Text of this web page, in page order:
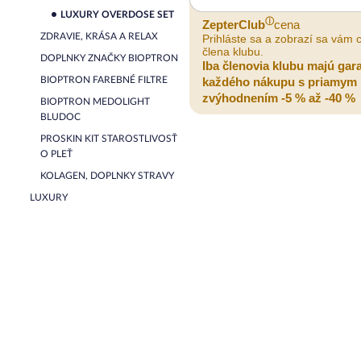
LUXURY OVERDOSE SET
ZDRAVIE, KRÁSA A RELAX
DOPLNKY ZNAČKY BIOPTRON
BIOPTRON FAREBNÉ FILTRE
BIOPTRON MEDOLIGHT
BLUDOC
PROSKIN KIT STAROSTLIVOSŤ
O PLEŤ
KOLAGEN, DOPLNKY STRAVY
LUXURY
ZepterClubⓘcena
Prihláste sa a zobrazí sa vám
člena klubu.
Iba členovia klubu majú
každého nákupu s priamym
zvýhodnením -5 % až -40 %